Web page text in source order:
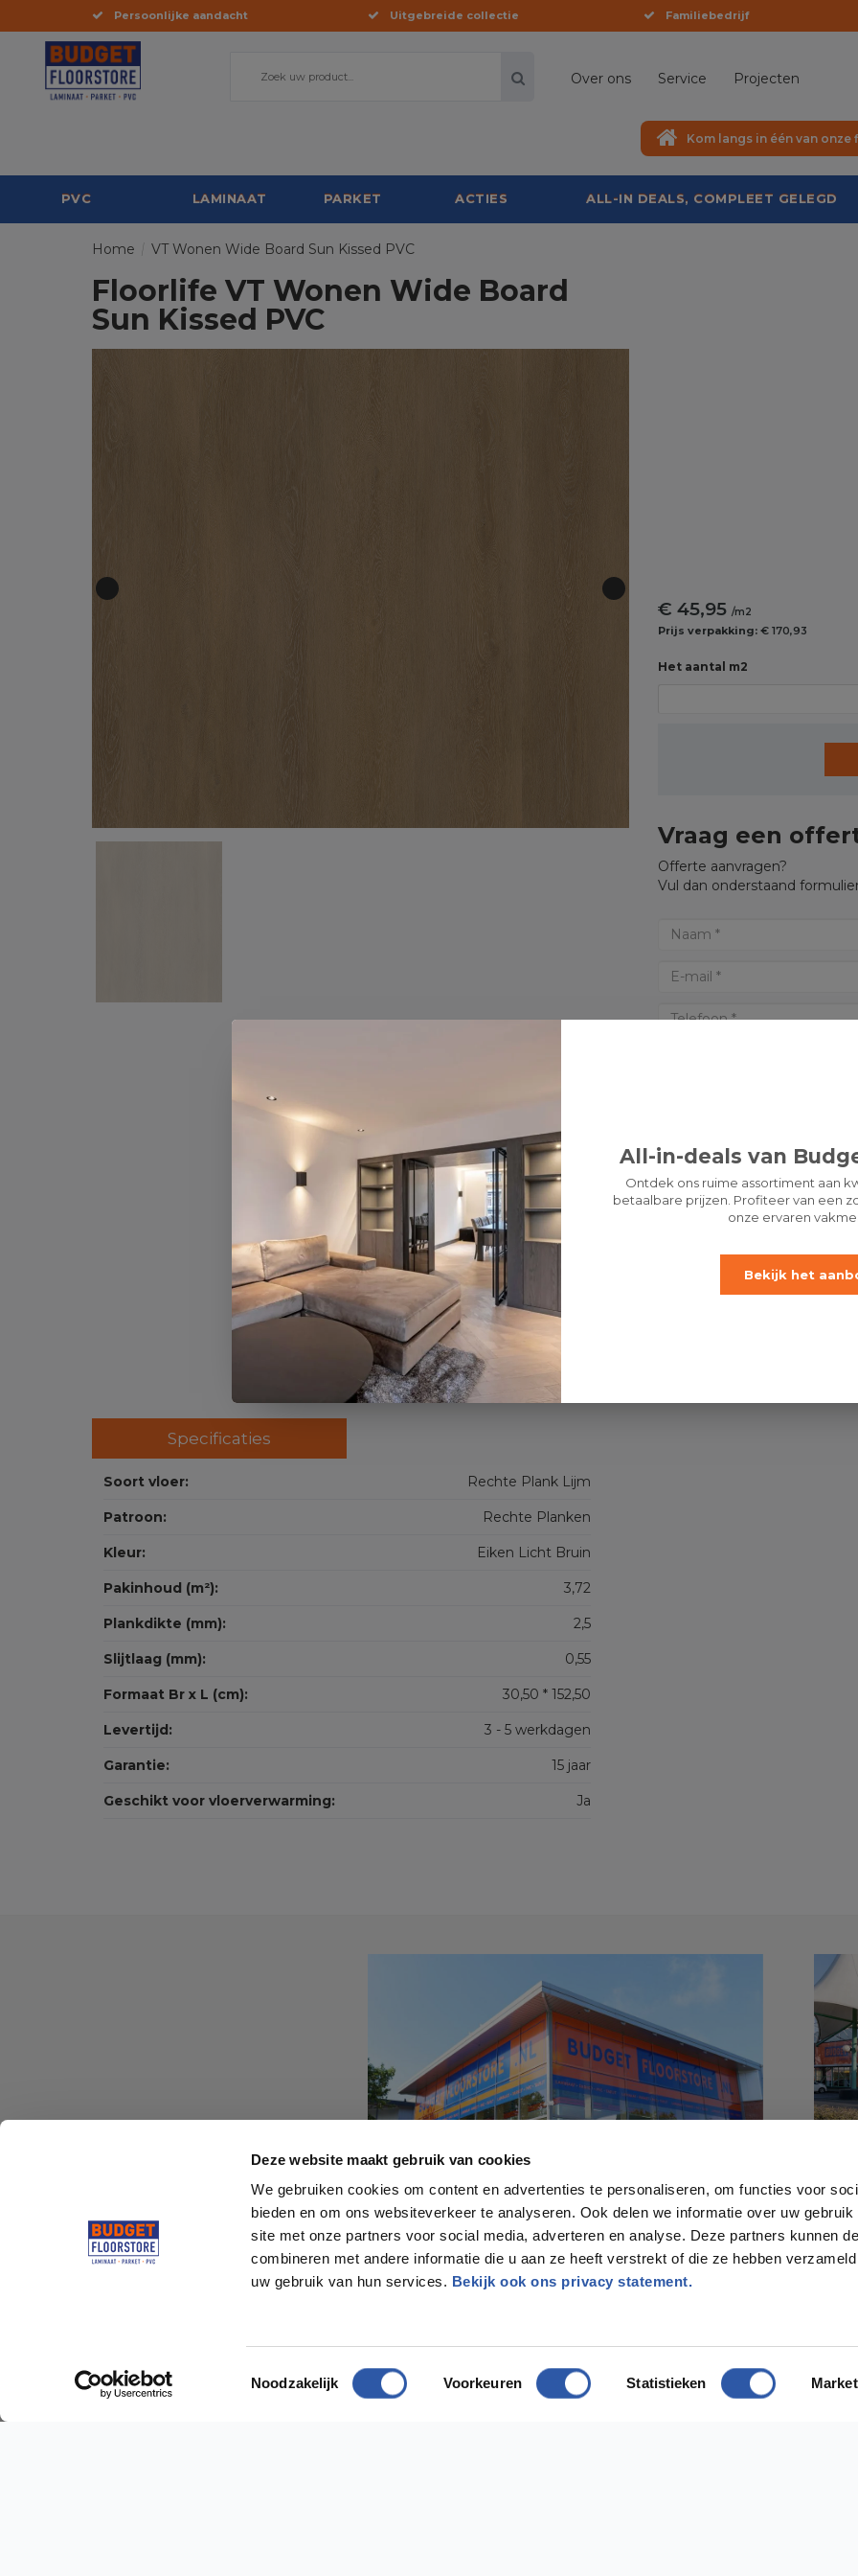
Deze website maakt gebruik van cookies
We gebruiken cookies om content en advertenties te personaliseren, om functies voor
bieden en om ons websiteverkeer te analyseren. Ook delen we informatie over uw gebruik
site met onze partners voor social media, adverteren en analyse. Deze partners kunnen
combineren met andere informatie die u aan ze heeft verstrekt of die ze hebben
uw gebruik van hun services. Bekijk ook ons privacy statement.
Toestemmingsselectie
Noodzakelijk Voorkeuren Statistieken
Persoonlijke aandacht Uitgebreide collectie Familiebedrijf
Over ons Service Projecten
Kom langs in één van onze
PVC LAMINAAT PARKET ACTIES ALL-IN DEALS, COMPLEET GELEGD
Home VT Wonen Wide Board Sun Kissed PVC
Floorlife VT Wonen Wide Board
Sun Kissed PVC
€ 45,95 /m2
Prijs verpakking: € 170,93
Het aantal m2
Vraag een
Offerte aanvragen?
Vul dan onderstaand
OFFERTE AANVRAGEN
LET
Specificaties
Soort vloer: Rechte Plank Lijm
Patroon: Rechte Planken
Kleur: Eiken Licht Bruin
Pakinhoud (m²): 3,72
Plankdikte (mm): 2,5
Slijtlaag (mm): 0,55
Formaat Br x L (cm): 30,50 * 152,50
Levertijd: 3 - 5 werkdagen
Garantie: 15 jaar
Geschikt voor vloerverwarming: Ja
@budgetfloorstore01
All-in-deals van
Ontdek ons ruime assortiment aan
betaalbare prijzen. Profiteer van een
onze ervaren
Bekijk het